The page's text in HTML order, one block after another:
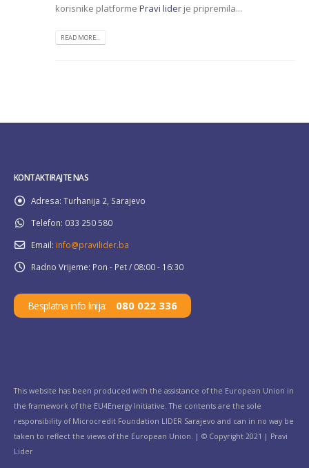
korisnike platforme Pravi lider je pripremila...
READ MORE...
KONTAKTIRAJTE NAS
Adresa: Turhanija 2, Sarajevo
Telefon: 033 250 580
Email: info@pravilider.ba
Radno Vrijeme: Pon - Pet / 08:00 - 16:30
Besplatna info linija: 080 022 336
This website has been produced with the assistance of the European Union in
the framework of the EU4Energy Initiative. The contents are the sole
responsibility of Microcredit Foundation LIDER Sarajevo and can in no way be
taken to reflect the views of the European Union. | © Copyright 2021 | Pravi
Lider